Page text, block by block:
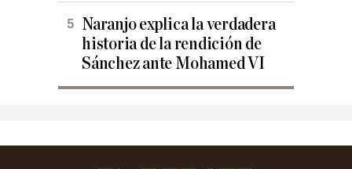
Naranjo explica la verdadera
historia de la rendición de
Sánchez ante Mohamed VI